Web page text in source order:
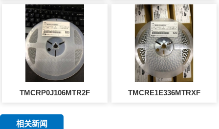
TMCRP0J106MTR2F TMCRE1E336MTRXF
相关新闻